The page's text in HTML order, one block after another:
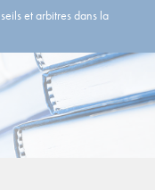
et arbitres dans la